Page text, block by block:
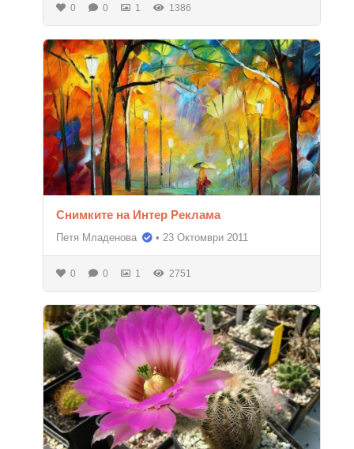
0 0 1 1386
Снимките на Интер Реклама
Петя Младенова • 23 Октомври 2011
0 0 1 2751